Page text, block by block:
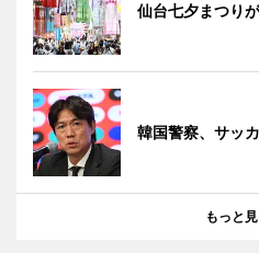
仙台七夕まつり
韓国警察、サッ
もっと